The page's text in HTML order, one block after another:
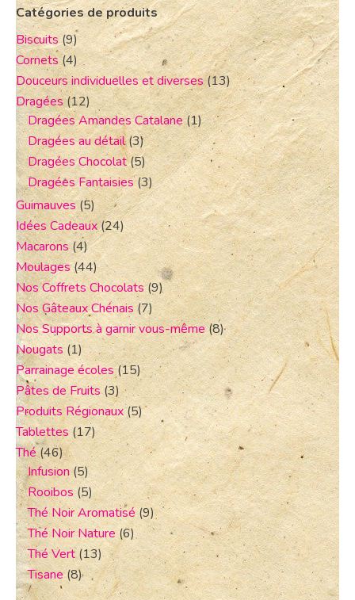
Catégories de produits
Biscuits(9)
Cornets(4)
Douceurs individuelles et diverses (13)
Dragées(12)
Dragées Amandes Catalane(1)
Dragées au détail(3)
Dragées Chocolat(5)
Dragées Fantaisies (3)
Guimauves (5)
Idées Cadeaux(24)
Macarons(4)
Moulages(44)
Nos Coffrets Chocolats (9)
Nos Gâteaux Chénais (7)
Nos Supports à garnir vous-même(8)
Nougats (1)
Parrainage écoles (15)
Pâtes de Fruits (3)
Produits Régionaux(5)
Tablettes(17)
Thé (46)
Infusion(5)
Rooibos (5)
Thé Noir Aromatisé (9)
Thé Noir Nature (6)
Thé Vert (13)
Tisane (8)